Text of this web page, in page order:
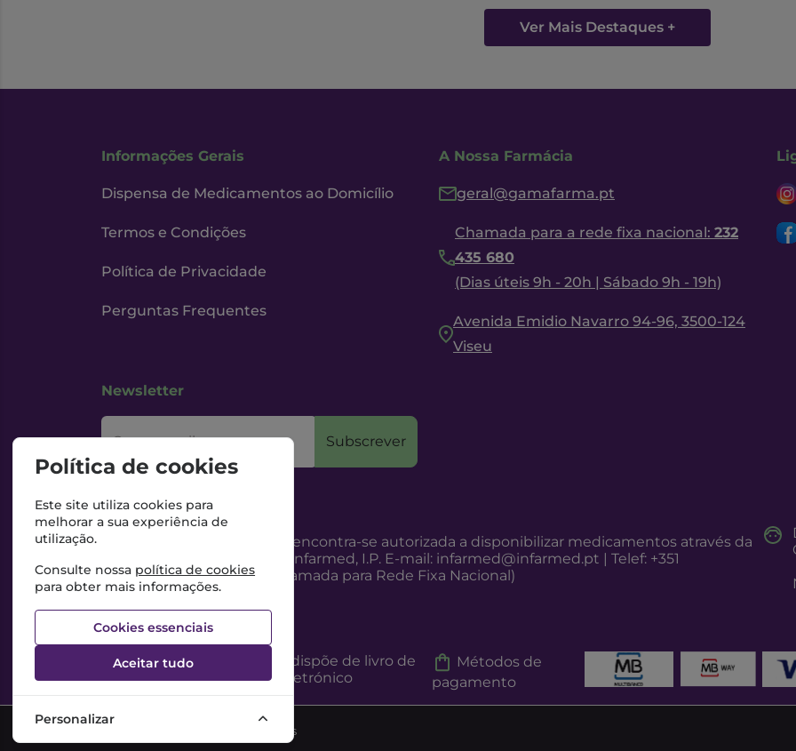
Ver Mais Destaques +
Informações Gerais
Dispensa de Medicamentos ao Domicílio
Termos e Condições
Política de Privacidade
Perguntas Frequentes
A Nossa Farmácia
geral@gamafarma.pt
Chamada para a rede fixa nacional: 232
435 680
(Dias úteis 9h - 20h | Sábado 9h - 19h)
Avenida Emidio Navarro 94-96, 3500-124
Viseu
Newsletter
O seu email Subscrever
Esta Farmácia encontra-se autorizada a disponibilizar medicamentos através da
Internet, pelo Infarmed, I.P. E-mail: infarmed@infarmed.pt | Telef: +351
217987100 (Chamada para Rede Fixa Nacional)
Esta Farmácia dispõe de livro de
reclamações eletrónico
Métodos de
pagamento
©2026 Todos os direitos reservados
Política de cookies
Este site utiliza cookies para
melhorar a sua experiência de
utilização.
Consulte nossa política de cookies
para obter mais informações.
Cookies essenciais
Aceitar tudo
Personalizar